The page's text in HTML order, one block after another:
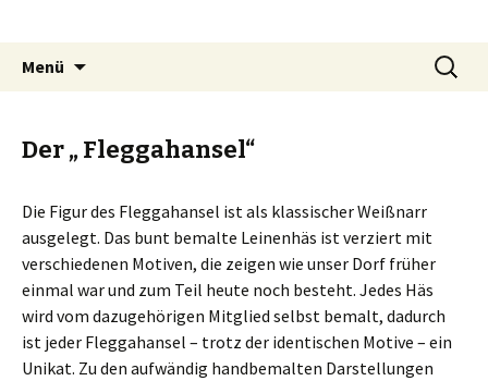
Menü
Suchen
nach:
Der „ Fleggahansel“
Die Figur des Fleggahansel ist als klassischer Weißnarr
ausgelegt. Das bunt bemalte Leinenhäs ist verziert mit
verschiedenen Motiven, die zeigen wie unser Dorf früher
einmal war und zum Teil heute noch besteht. Jedes Häs
wird vom dazugehörigen Mitglied selbst bemalt, dadurch
ist jeder Fleggahansel – trotz der identischen Motive – ein
Unikat. Zu den aufwändig handbemalten Darstellungen